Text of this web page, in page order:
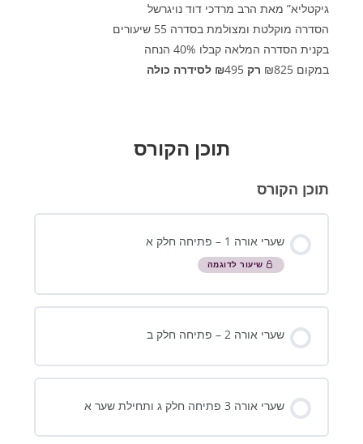
גיקטליא” מאת הרב מרדכי דוד נויגרשל
הסדרה מוקלטת ומצולמת בסדרה 55 שיעורים
בקנית הסדרה המלאה קבלו 40% הנחה
במקום ₪825
רק ₪495 לסידרה כולה
תוכן הקורס
תוכן הקורס
שערי אורה 1 – פתיחה חלק א
שיעור לדוגמה
שערי אורה 2 – פתיחה חלק ב
שערי אורה 3 פתיחה חלק ג ותחילת שער א